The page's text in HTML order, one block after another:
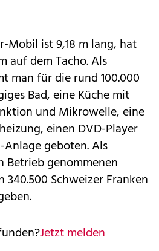
Mobil ist 9,18 m lang, hat
auf dem Tacho. Als
man für die rund 100.000
Bad, eine Küche mit
und Mikrowelle, eine
einen DVD-Player
geboten. Als
Betrieb genommenen
Schweizer Franken
Jetzt melden